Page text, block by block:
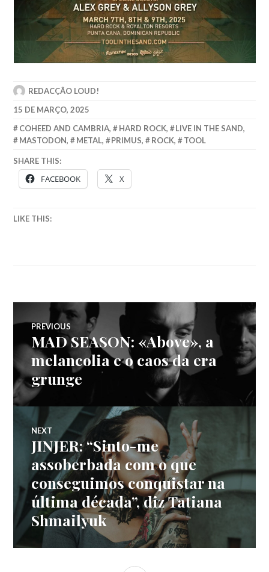
REDACÇÃO LOUD!
15 DE MARÇO, 2025
COHEED AND CAMBRIA, HARD ROCK, LIVE IN THE SAND,
MASTODON, METAL, PRIMUS, ROCK, TOOL
SHARE THIS:
FACEBOOK X
LIKE THIS:
Navegação
de
artigos
PREVIOUS
Previous
post:
MAD SEASON: «Above», a
melancolia e o caos da era
grunge
NEXT
Next
post:
JINJER: “Sinto-me
assoberbada com o que
conseguimos conquistar na
última década”, diz Tatiana
Shmailyuk